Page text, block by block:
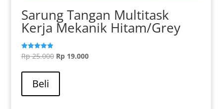
Sarung Tangan Multitask
Kerja Mekanik Hitam/Grey
Dinilai
5.00
Rp25.000 Harga
Rp19.000Harga
Beli